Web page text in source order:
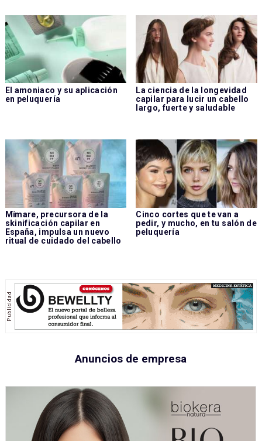
El amoniaco y su aplicación
en peluquería
La ciencia de la longevidad
capilar para lucir un cabello
largo, fuerte y saludable
Mïmare, precursora de la
skinificación capilar en
España, impulsa un nuevo
ritual de cuidado del cabello
Cinco cortes que te van a
pedir, y mucho, en tu salón de
peluquería
Anuncios de empresa